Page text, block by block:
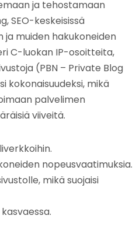
ja tehostamaan
SEO-keskeisissä
muiden hakukoneiden
C-luokan IP-osoitteita,
(PBN – Private Blog
kokonaisuudeksi, mikä
palvelimen
viiveitä.
nopeusvaatimuksia.
mikä suojaisi